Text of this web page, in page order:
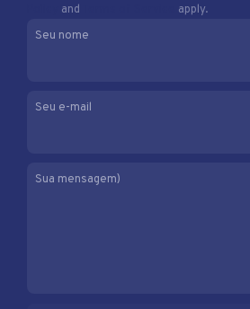
and
apply.
Seu nome
Seu e-mail
Sua mensagem)